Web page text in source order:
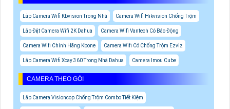
Lắp Camera Wifi Kbvision Trong Nhà Camera Wifi Hikvision Chống Trộm
Lắp Đặt Camera Wifi 2K Dahua Camera Wifi Vantech Có Báo Động
Camera Wifi Chính Hãng Kbone Camera Wifi Có Chống Trộm Ezviz
Lắp Camera Wifi Xoay 360 Trong Nhà Dahua Camera Imou Cube
CAMERA THEO GÓI
Lắp Camera Visioncop Chống Trộm Combo Tiết Kiệm